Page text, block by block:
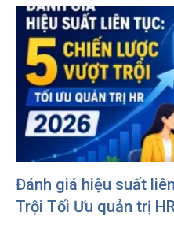
Đánh giá hiệu suất
Trội Tối Ưu quản trị